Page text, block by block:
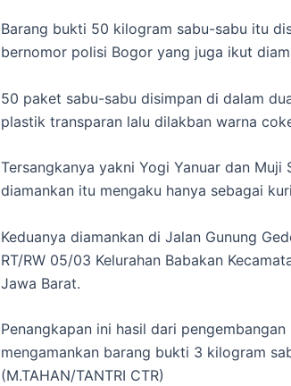
Barang bukti 50 kilogram sabu-sabu itu
bernomor polisi Bogor yang juga ikut
50 paket sabu-sabu disimpan di dalam
plastik transparan lalu dilakban warna
Tersangkanya yakni Yogi Yanuar dan
diamankan itu mengaku hanya sebagai
Keduanya diamankan di Jalan Gunung
RT/RW 05/03 Kelurahan Babakan
Jawa Barat.
Penangkapan ini hasil dari
mengamankan barang bukti 3 kilogram
(M.TAHAN/TANTRI CTR)